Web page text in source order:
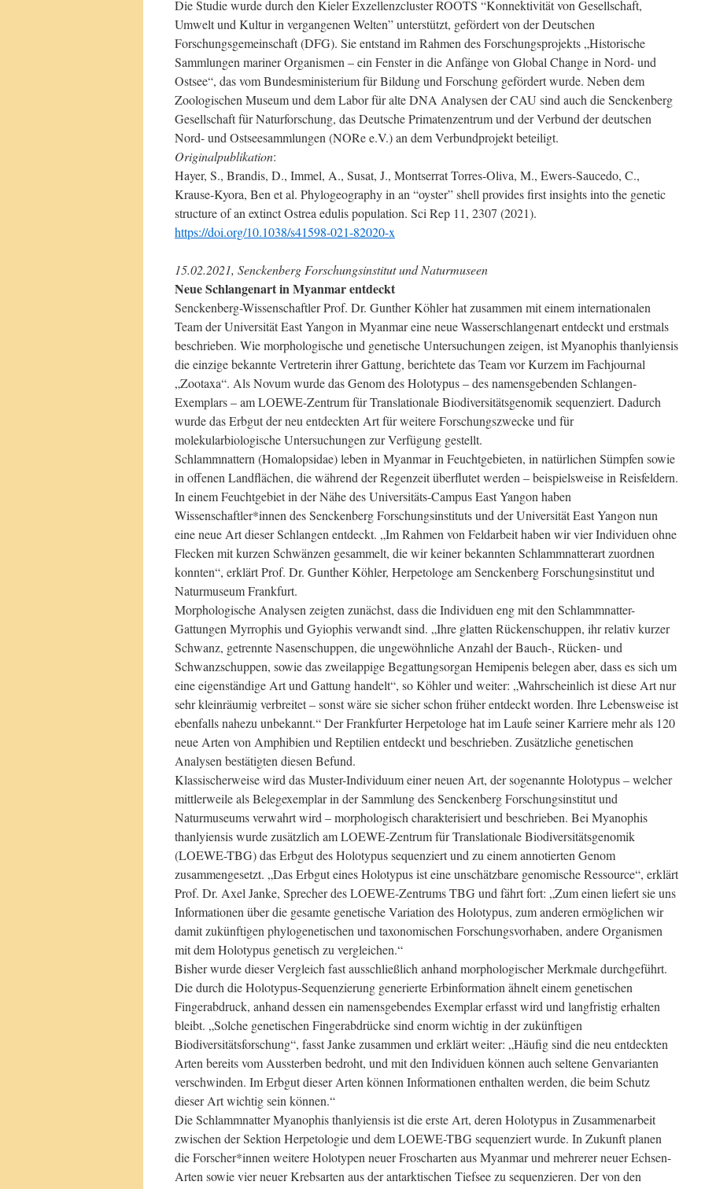
Die Studie wurde durch den Kieler Exzellenzcluster ROOTS “Konnektivität von Gesellschaft,
Umwelt und Kultur in vergangenen Welten” unterstützt, gefördert von der Deutschen
Forschungsgemeinschaft (DFG). Sie entstand im Rahmen des Forschungsprojekts „Historische
Sammlungen mariner Organismen – ein Fenster in die Anfänge von Global Change in Nord- und
Ostsee“, das vom Bundesministerium für Bildung und Forschung gefördert wurde. Neben dem
Zoologischen Museum und dem Labor für alte DNA Analysen der CAU sind auch die Senckenberg
Gesellschaft für Naturforschung, das Deutsche Primatenzentrum und der Verbund der deutschen
Nord- und Ostseesammlungen (NORe e.V.) an dem Verbundprojekt beteiligt.
Originalpublikation:
Hayer, S., Brandis, D., Immel, A., Susat, J., Montserrat Torres-Oliva, M., Ewers-Saucedo, C.,
Krause-Kyora, Ben et al. Phylogeography in an “oyster” shell provides first insights into the genetic
structure of an extinct Ostrea edulis population. Sci Rep 11, 2307 (2021).
https://doi.org/10.1038/s41598-021-82020-x
15.02.2021, Senckenberg Forschungsinstitut und Naturmuseen
Neue Schlangenart in Myanmar entdeckt
Senckenberg-Wissenschaftler Prof. Dr. Gunther Köhler hat zusammen mit einem internationalen
Team der Universität East Yangon in Myanmar eine neue Wasserschlangenart entdeckt und erstmals
beschrieben. Wie morphologische und genetische Untersuchungen zeigen, ist Myanophis thanlyiensis
die einzige bekannte Vertreterin ihrer Gattung, berichtete das Team vor Kurzem im Fachjournal
„Zootaxa“. Als Novum wurde das Genom des Holotypus – des namensgebenden Schlangen-
Exemplars – am LOEWE-Zentrum für Translationale Biodiversitätsgenomik sequenziert. Dadurch
wurde das Erbgut der neu entdeckten Art für weitere Forschungszwecke und für
molekularbiologische Untersuchungen zur Verfügung gestellt.
Schlammnattern (Homalopsidae) leben in Myanmar in Feuchtgebieten, in natürlichen Sümpfen sowie
in offenen Landflächen, die während der Regenzeit überflutet werden – beispielsweise in Reisfeldern.
In einem Feuchtgebiet in der Nähe des Universitäts-Campus East Yangon haben
Wissenschaftler*innen des Senckenberg Forschungsinstituts und der Universität East Yangon nun
eine neue Art dieser Schlangen entdeckt. „Im Rahmen von Feldarbeit haben wir vier Individuen ohne
Flecken mit kurzen Schwänzen gesammelt, die wir keiner bekannten Schlammnatterart zuordnen
konnten“, erklärt Prof. Dr. Gunther Köhler, Herpetologe am Senckenberg Forschungsinstitut und
Naturmuseum Frankfurt.
Morphologische Analysen zeigten zunächst, dass die Individuen eng mit den Schlammnatter-
Gattungen Myrrophis und Gyiophis verwandt sind. „Ihre glatten Rückenschuppen, ihr relativ kurzer
Schwanz, getrennte Nasenschuppen, die ungewöhnliche Anzahl der Bauch-, Rücken- und
Schwanzschuppen, sowie das zweilappige Begattungsorgan Hemipenis belegen aber, dass es sich um
eine eigenständige Art und Gattung handelt“, so Köhler und weiter: „Wahrscheinlich ist diese Art nur
sehr kleinräumig verbreitet – sonst wäre sie sicher schon früher entdeckt worden. Ihre Lebensweise ist
ebenfalls nahezu unbekannt.“ Der Frankfurter Herpetologe hat im Laufe seiner Karriere mehr als 120
neue Arten von Amphibien und Reptilien entdeckt und beschrieben. Zusätzliche genetischen
Analysen bestätigten diesen Befund.
Klassischerweise wird das Muster-Individuum einer neuen Art, der sogenannte Holotypus – welcher
mittlerweile als Belegexemplar in der Sammlung des Senckenberg Forschungsinstitut und
Naturmuseums verwahrt wird – morphologisch charakterisiert und beschrieben. Bei Myanophis
thanlyiensis wurde zusätzlich am LOEWE-Zentrum für Translationale Biodiversitätsgenomik
(LOEWE-TBG) das Erbgut des Holotypus sequenziert und zu einem annotierten Genom
zusammengesetzt. „Das Erbgut eines Holotypus ist eine unschätzbare genomische Ressource“, erklärt
Prof. Dr. Axel Janke, Sprecher des LOEWE-Zentrums TBG und fährt fort: „Zum einen liefert sie uns
Informationen über die gesamte genetische Variation des Holotypus, zum anderen ermöglichen wir
damit zukünftigen phylogenetischen und taxonomischen Forschungsvorhaben, andere Organismen
mit dem Holotypus genetisch zu vergleichen.“
Bisher wurde dieser Vergleich fast ausschließlich anhand morphologischer Merkmale durchgeführt.
Die durch die Holotypus-Sequenzierung generierte Erbinformation ähnelt einem genetischen
Fingerabdruck, anhand dessen ein namensgebendes Exemplar erfasst wird und langfristig erhalten
bleibt. „Solche genetischen Fingerabdrücke sind enorm wichtig in der zukünftigen
Biodiversitätsforschung“, fasst Janke zusammen und erklärt weiter: „Häufig sind die neu entdeckten
Arten bereits vom Aussterben bedroht, und mit den Individuen können auch seltene Genvarianten
verschwinden. Im Erbgut dieser Arten können Informationen enthalten werden, die beim Schutz
dieser Art wichtig sein können.“
Die Schlammnatter Myanophis thanlyiensis ist die erste Art, deren Holotypus in Zusammenarbeit
zwischen der Sektion Herpetologie und dem LOEWE-TBG sequenziert wurde. In Zukunft planen
die Forscher*innen weitere Holotypen neuer Froscharten aus Myanmar und mehrerer neuer Echsen-
Arten sowie vier neuer Krebsarten aus der antarktischen Tiefsee zu sequenzieren. Der von den